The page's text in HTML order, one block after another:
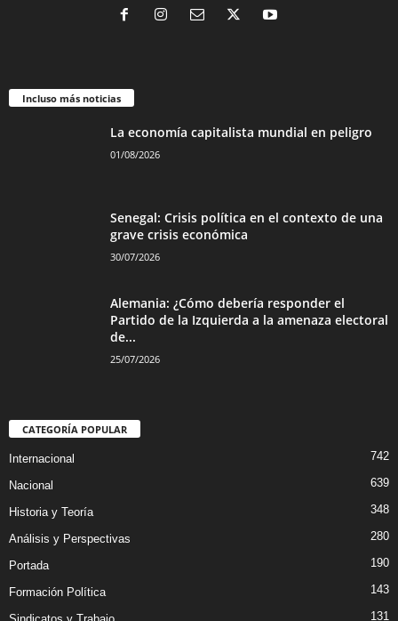
Incluso más noticias
La economía capitalista mundial en peligro
01/08/2026
Senegal: Crisis política en el contexto de una
grave crisis económica
30/07/2026
Alemania: ¿Cómo debería responder el
Partido de la Izquierda a la amenaza electoral
de...
25/07/2026
CATEGORÍA POPULAR
Internacional 742
Nacional 639
Historia y Teoría 348
Análisis y Perspectivas 280
Portada 190
Formación Política 143
131